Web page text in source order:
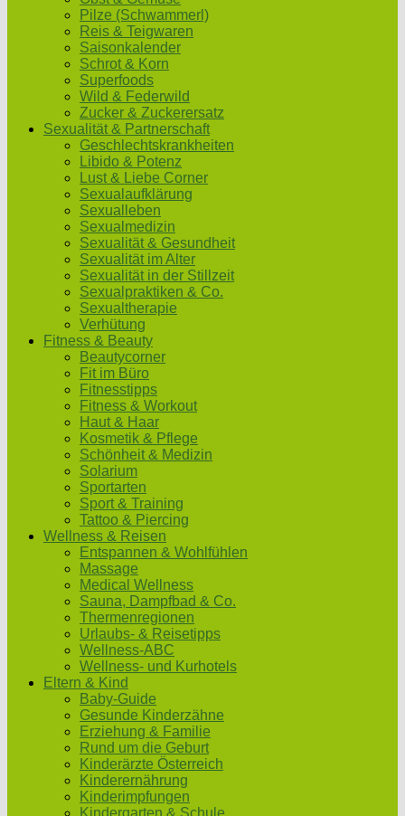
Pilze (Schwammerl)
Reis & Teigwaren
Saisonkalender
Schrot & Korn
Superfoods
Wild & Federwild
Zucker & Zuckerersatz
Sexualität & Partnerschaft
Geschlechtskrankheiten
Libido & Potenz
Lust & Liebe Corner
Sexualaufklärung
Sexualleben
Sexualmedizin
Sexualität & Gesundheit
Sexualität im Alter
Sexualität in der Stillzeit
Sexualpraktiken & Co.
Sexualtherapie
Verhütung
Fitness & Beauty
Beautycorner
Fit im Büro
Fitnesstipps
Fitness & Workout
Haut & Haar
Kosmetik & Pflege
Schönheit & Medizin
Solarium
Sportarten
Sport & Training
Tattoo & Piercing
Wellness & Reisen
Entspannen & Wohlfühlen
Massage
Medical Wellness
Sauna, Dampfbad & Co.
Thermenregionen
Urlaubs- & Reisetipps
Wellness-ABC
Wellness- und Kurhotels
Eltern & Kind
Baby-Guide
Gesunde Kinderzähne
Erziehung & Familie
Rund um die Geburt
Kinderärzte Österreich
Kinderernährung
Kinderimpfungen
Kindergarten & Schule